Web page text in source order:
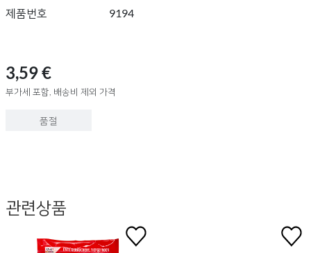
제품번호 9194
3,59 €
부가세 포함, 배송비 제외 가격
품절
관련상품